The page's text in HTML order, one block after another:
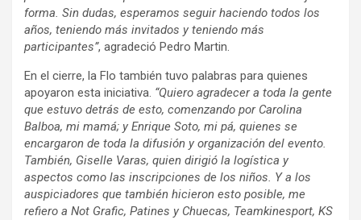
forma. Sin dudas, esperamos seguir haciendo todos los
años, teniendo más invitados y teniendo más
participantes”, agradeció Pedro Martin.
En el cierre, la Flo también tuvo palabras para quienes
apoyaron esta iniciativa. “Quiero agradecer a toda la gente
que estuvo detrás de esto, comenzando por Carolina
Balboa, mi mamá; y Enrique Soto, mi pá, quienes se
encargaron de toda la difusión y organización del evento.
También, Giselle Varas, quien dirigió la logística y
aspectos como las inscripciones de los niños. Y a los
auspiciadores que también hicieron esto posible, me
refiero a Not Grafic, Patines y Chuecas, Teamkinesport, KS